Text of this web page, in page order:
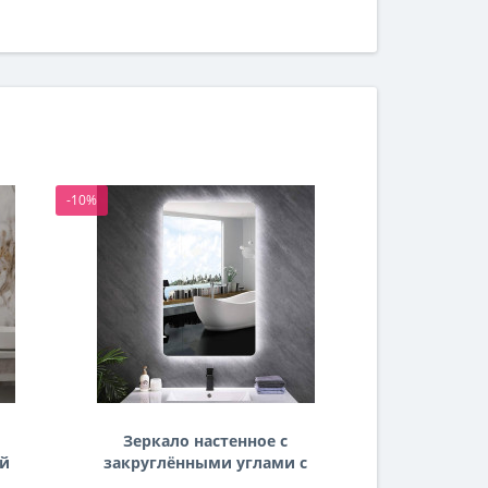
-10%
Зеркало настенное с
закруглёнными углами с